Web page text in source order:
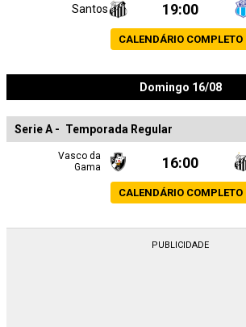
Santos 19:00
CALENDÁRIO COMPLETO
Domingo 16/08
Serie A - Temporada Regular
Vasco da
Gama
16:00
CALENDÁRIO COMPLETO